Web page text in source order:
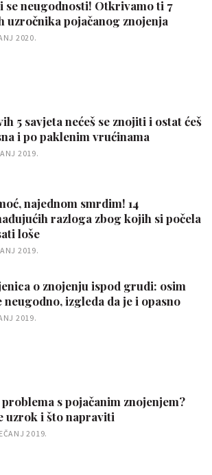
se neugodnosti! Otkrivamo ti 7
uzročnika pojačanog znojenja
2020.
5 savjeta nećeš se znojiti i ostat ćeš
i po paklenim vrućinama
2019.
najednom smrdim! 14
razloga zbog kojih si počela
loše
2019.
o znojenju ispod grudi: osim
neugodno, izgleda da je i opasno
2019.
problema s pojačanim znojenjem?
uzrok i što napraviti
2019.